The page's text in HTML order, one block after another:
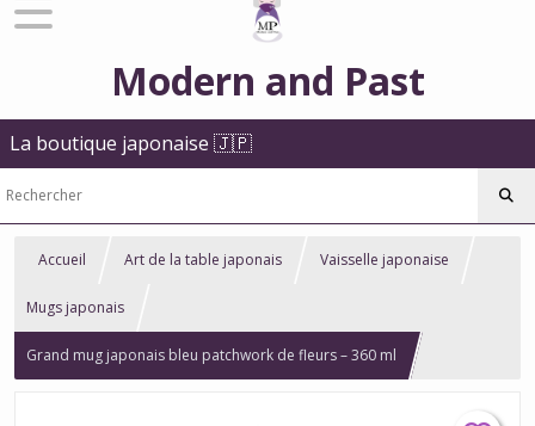
Modern and Past
La boutique japonaise 🇯🇵
Accueil Art de la table japonais Vaisselle japonaise
Mugs japonais
Grand mug japonais bleu patchwork de fleurs – 360 ml